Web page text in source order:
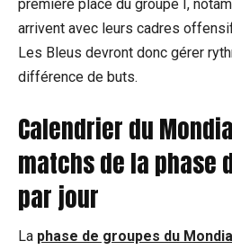
première place du groupe I,
arrivent avec leurs cadres
Les Bleus devront donc gérer
différence de buts.
Calendrier du
matchs de la phase
par jour
La phase de groupes du